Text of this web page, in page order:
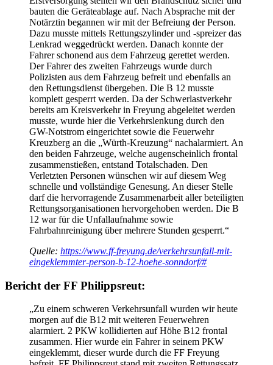
bauten die Geräteablage auf. Nach Absprache mit der
Notärztin begannen wir mit der Befreiung der Person.
Dazu musste mittels Rettungszylinder und -spreizer das
Lenkrad weggedrückt werden. Danach konnte der
Fahrer schonend aus dem Fahrzeug gerettet werden.
Der Fahrer des zweiten Fahrzeugs wurde durch
Polizisten aus dem Fahrzeug befreit und ebenfalls an
den Rettungsdienst übergeben. Die B 12 musste
komplett gesperrt werden. Da der Schwerlastverkehr
bereits am Kreisverkehr in Freyung abgeleitet werden
musste, wurde hier die Verkehrslenkung durch den
GW-Notstrom eingerichtet sowie die Feuerwehr
Kreuzberg an die „Würth-Kreuzung“ nachalarmiert. An
den beiden Fahrzeuge, welche augenscheinlich frontal
zusammenstießen, entstand Totalschaden. Den
Verletzten Personen wünschen wir auf diesem Weg
schnelle und vollständige Genesung. An dieser Stelle
darf die hervorragende Zusammenarbeit aller beteiligten
Rettungsorganisationen hervorgehoben werden. Die B
12 war für die Unfallaufnahme sowie
Fahrbahnreinigung über mehrere Stunden gesperrt.“
Quelle: https://www.ff-freyung.de/verkehrsunfall-mit-
eingeklemmter-person-b-12-hoehe-sonndorf/#
Bericht der FF Philippsreut:
„Zu einem schweren Verkehrsunfall wurden wir heute
morgen auf die B12 mit weiteren Feuerwehren
alarmiert. 2 PKW kollidierten auf Höhe B12 frontal
zusammen. Hier wurde ein Fahrer in seinem PKW
eingeklemmt, dieser wurde durch die FF Freyung